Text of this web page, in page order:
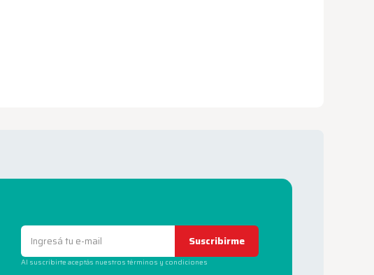
Suscribirme
Al suscribirte aceptás nuestros términos y condiciones